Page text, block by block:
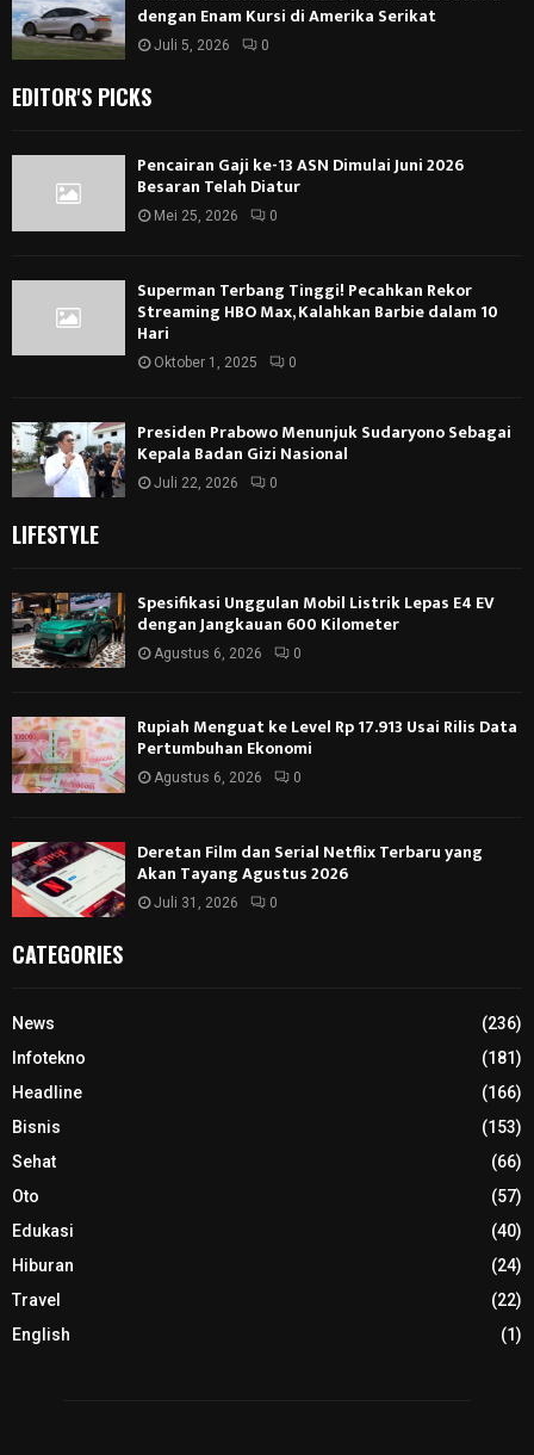
dengan Enam Kursi di Amerika Serikat
Juli 5, 2026 0
EDITOR'S PICKS
Pencairan Gaji ke-13 ASN Dimulai Juni 2026
Besaran Telah Diatur
Mei 25, 2026 0
Superman Terbang Tinggi! Pecahkan Rekor
Streaming HBO Max, Kalahkan Barbie dalam 10
Hari
Oktober 1, 2025 0
Presiden Prabowo Menunjuk Sudaryono Sebagai
Kepala Badan Gizi Nasional
Juli 22, 2026 0
LIFESTYLE
Spesifikasi Unggulan Mobil Listrik Lepas E4 EV
dengan Jangkauan 600 Kilometer
Agustus 6, 2026 0
Rupiah Menguat ke Level Rp 17.913 Usai Rilis Data
Pertumbuhan Ekonomi
Agustus 6, 2026 0
Deretan Film dan Serial Netflix Terbaru yang
Akan Tayang Agustus 2026
Juli 31, 2026 0
CATEGORIES
News
(236)
Infotekno
(181)
Headline
(166)
Bisnis
(153)
Sehat
(66)
Oto
(57)
Edukasi
(40)
Hiburan
(24)
Travel
(22)
English
(1)